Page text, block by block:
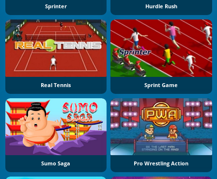
Sprinter Hurdle Rush
Real Tennis Sprint Game
Sumo Saga Pro Wrestling Action